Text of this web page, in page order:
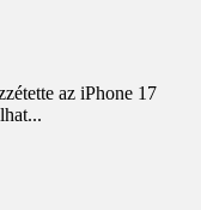
az iPhone 17